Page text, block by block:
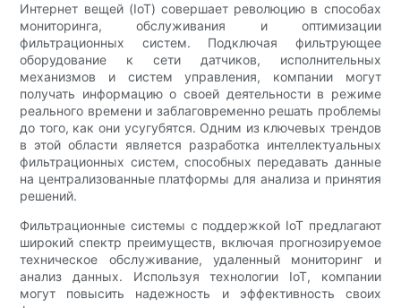
Интернет вещей (IoT) совершает революцию в способах
мониторинга, обслуживания и оптимизации
фильтрационных систем. Подключая фильтрующее
оборудование к сети датчиков, исполнительных
механизмов и систем управления, компании могут
получать информацию о своей деятельности в режиме
реального времени и заблаговременно решать проблемы
до того, как они усугубятся. Одним из ключевых трендов
в этой области является разработка интеллектуальных
фильтрационных систем, способных передавать данные
на централизованные платформы для анализа и принятия
решений.
Фильтрационные системы с поддержкой IoT предлагают
широкий спектр преимуществ, включая прогнозируемое
техническое обслуживание, удаленный мониторинг и
анализ данных. Используя технологии IoT, компании
могут повысить надежность и эффективность своих